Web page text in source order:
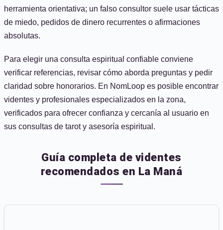
herramienta orientativa; un falso consultor suele usar tácticas
de miedo, pedidos de dinero recurrentes o afirmaciones
absolutas.
Para elegir una consulta espiritual confiable conviene
verificar referencias, revisar cómo aborda preguntas y pedir
claridad sobre honorarios. En NomLoop es posible encontrar
videntes y profesionales especializados en la zona,
verificados para ofrecer confianza y cercanía al usuario en
sus consultas de tarot y asesoría espiritual.
Guía completa de videntes
recomendados en La Maná